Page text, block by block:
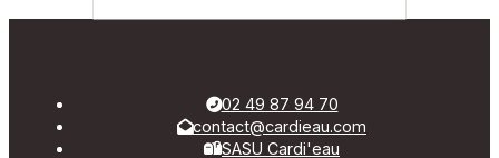
02 49 87 94 70
contact@cardieau.com
SASU Cardi'eau